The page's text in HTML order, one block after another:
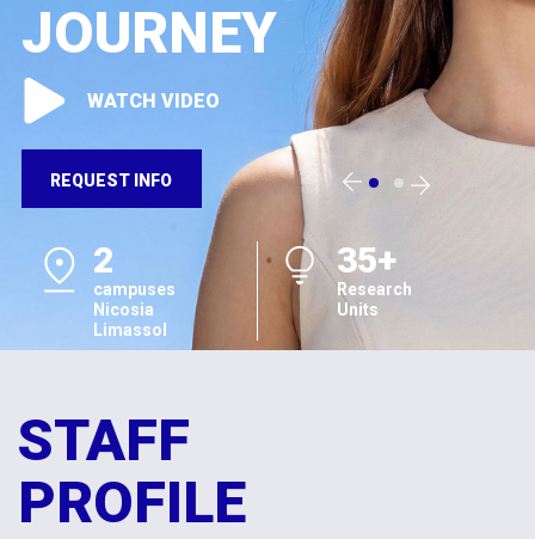
JOURNEY
WATCH VIDEO
REQUEST INFO
2
campuses
Nicosia
Limassol
35+
Research
Units
STAFF
PROFILE